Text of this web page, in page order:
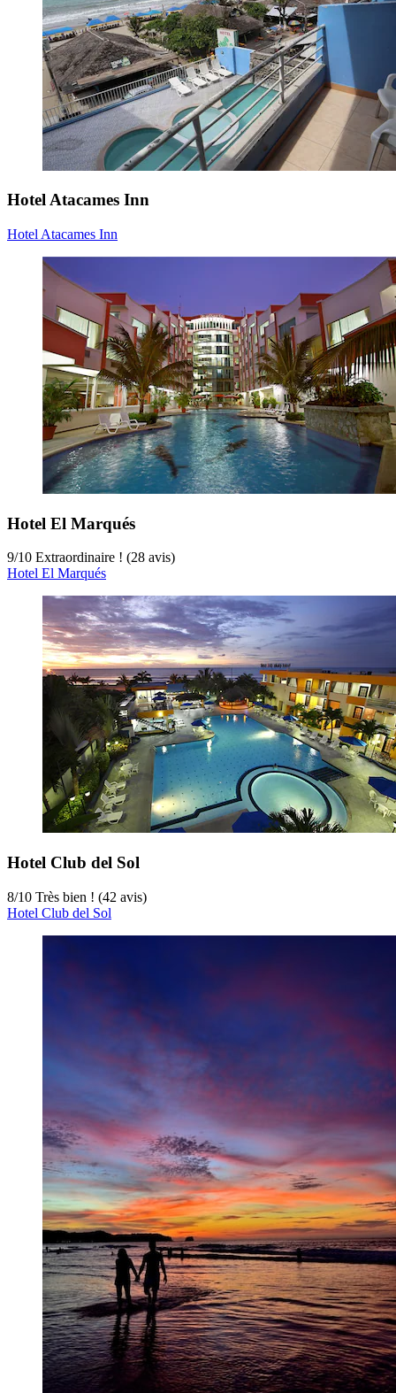
Hotel Atacames Inn
Hotel Atacames Inn
Hotel El Marqués
9/10 Extraordinaire ! (28 avis)
Hotel El Marqués
Hotel Club del Sol
8/10 Très bien ! (42 avis)
Hotel Club del Sol